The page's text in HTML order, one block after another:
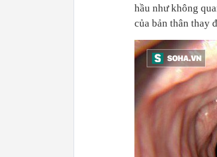
hầu như không
của bản thân thay